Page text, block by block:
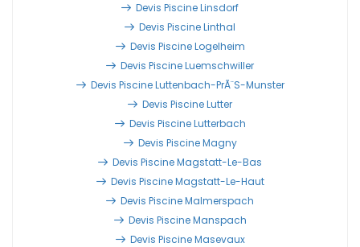
Devis Piscine Linsdorf
Devis Piscine Linthal
Devis Piscine Logelheim
Devis Piscine Luemschwiller
Devis Piscine Luttenbach-PrÃ¨s-Munster
Devis Piscine Lutter
Devis Piscine Lutterbach
Devis Piscine Magny
Devis Piscine Magstatt-Le-Bas
Devis Piscine Magstatt-Le-Haut
Devis Piscine Malmerspach
Devis Piscine Manspach
Devis Piscine Masevaux